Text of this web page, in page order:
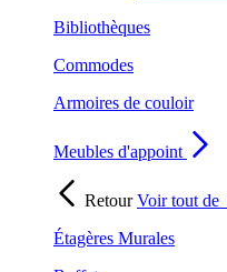
Bibliothèques
Commodes
Armoires de couloir
Meubles d'appoint
RetourVoir tout de
Étagères Murales